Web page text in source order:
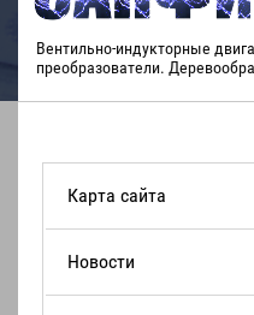
Вентильно-индукторные
преобразователи.
Карта сайта
Новости